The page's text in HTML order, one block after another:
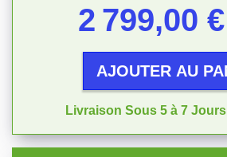
2 799,00 €
AJOUTER AU
Livraison Sous 5 à 7